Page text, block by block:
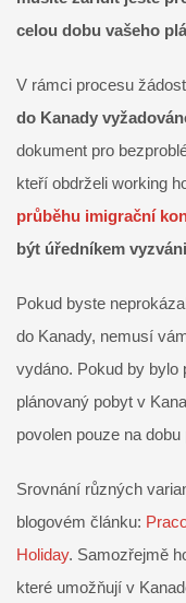
celou dobu vašeho
V rámci procesu
do Kanady
dokument pro
kteří obdrželi working
průběhu imigrační
být úředníkem
Pokud byste
do Kanady, nemusí
vydáno. Pokud by bylo
plánovaný pobyt v
povolen pouze na
Srovnání různých
blogovém článku:
Holiday. Samozřejmě
které umožňují v